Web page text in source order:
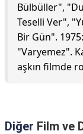
Bülbüller",
Teselli Ver",
Bir Gün".
"Varyemez".
aşkın filmde
Diğer Film ve